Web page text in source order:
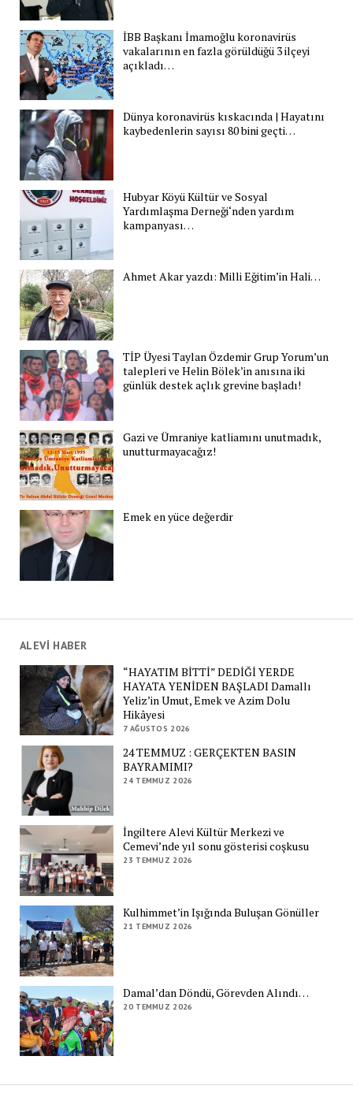
İBB Başkanı İmamoğlu koronavirüs
vakalarının en fazla görüldüğü 3 ilçeyi
açıkladı…
Dünya koronavirüs kıskacında | Hayatını
kaybedenlerin sayısı 80 bini geçti…
Hubyar Köyü Kültür ve Sosyal
Yardımlaşma Derneği‘nden yardım
kampanyası…
Ahmet Akar yazdı: Milli Eğitim’in Hali…
TİP Üyesi Taylan Özdemir Grup Yorum’un
talepleri ve Helin Bölek’in anısına iki
günlük destek açlık grevine başladı!
Gazi ve Ümraniye katliamını unutmadık,
unutturmayacağız!
Emek en yüce değerdir
ALEVİ HABER
“HAYATIM BİTTİ” DEDİĞİ YERDE
HAYATA YENİDEN BAŞLADI Damallı
Yeliz’in Umut, Emek ve Azim Dolu
Hikâyesi
7 AĞUSTOS 2026
24 TEMMUZ : GERÇEKTEN BASIN
BAYRAMIMI?
24 TEMMUZ 2026
İngiltere Alevi Kültür Merkezi ve
Cemevi’nde yıl sonu gösterisi coşkusu
23 TEMMUZ 2026
Kulhimmet’in Işığında Buluşan Gönüller
21 TEMMUZ 2026
Damal’dan Döndü, Görevden Alındı…
20 TEMMUZ 2026